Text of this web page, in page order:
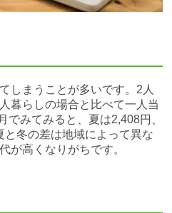
しまうことが多いです。2人
暮らしの場合と比べて一人当
みてみると、夏は2,408円、
冬の差は地域によって異な
が高くなりがちです。